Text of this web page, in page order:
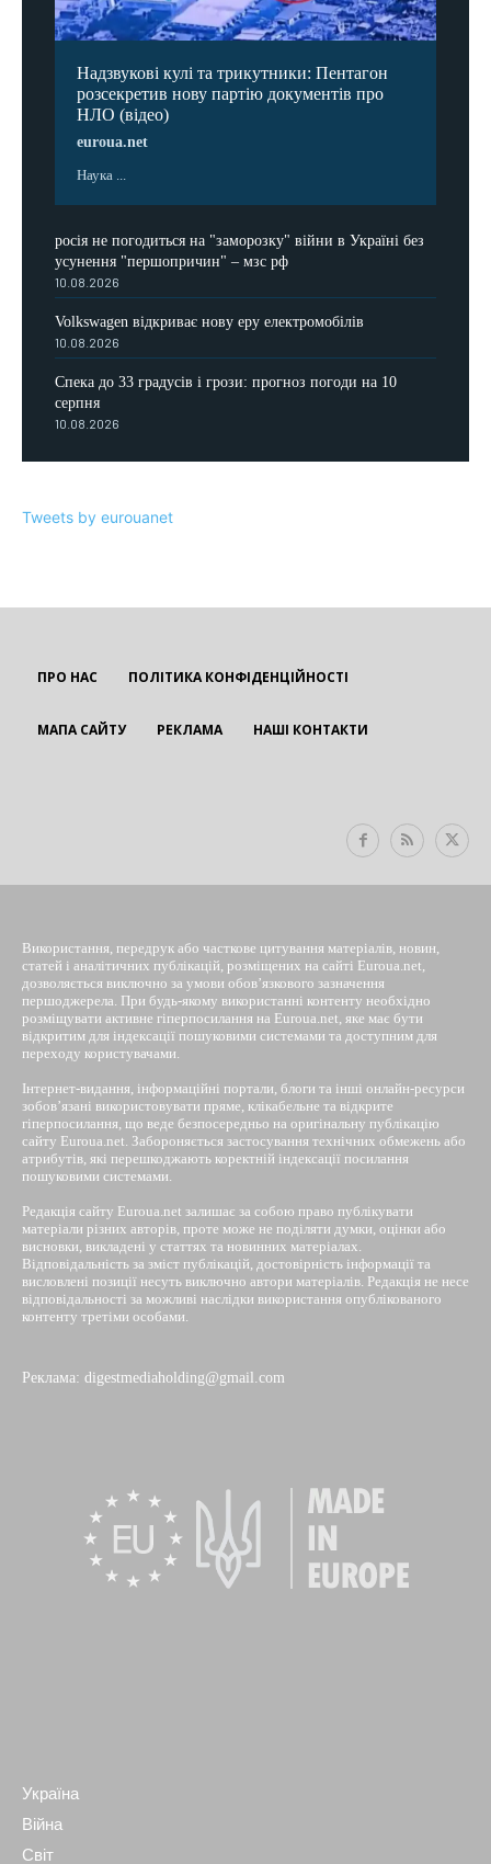
Надзвукові кулі та трикутники: Пентагон
розсекретив нову партію документів про
НЛО (відео)
euroua.net
Наука ...
росія не погодиться на "заморозку" війни в Україні без
усунення "першопричин" – мзс рф
10.08.2026
Volkswagen відкриває нову еру електромобілів
10.08.2026
Спека до 33 градусів і грози: прогноз погоди на 10
серпня
10.08.2026
Tweets by eurouanet
ПРО НАС ПОЛІТИКА КОНФІДЕНЦІЙНОСТІ
МАПА САЙТУ РЕКЛАМА НАШІ КОНТАКТИ
Використання, передрук або часткове цитування матеріалів, новин,
статей і аналітичних публікацій, розміщених на сайті Euroua.net,
дозволяється виключно за умови обов’язкового зазначення
першоджерела. При будь-якому використанні контенту необхідно
розміщувати активне гіперпосилання на Euroua.net, яке має бути
відкритим для індексації пошуковими системами та доступним для
переходу користувачами.
Інтернет-видання, інформаційні портали, блоги та інші онлайн-ресурси
зобов’язані використовувати пряме, клікабельне та відкрите
гіперпосилання, що веде безпосередньо на оригінальну публікацію
сайту Euroua.net. Забороняється застосування технічних обмежень або
атрибутів, які перешкоджають коректній індексації посилання
пошуковими системами.
Редакція сайту Euroua.net залишає за собою право публікувати
матеріали різних авторів, проте може не поділяти думки, оцінки або
висновки, викладені у статтях та новинних матеріалах.
Відповідальність за зміст публікацій, достовірність інформації та
висловлені позиції несуть виключно автори матеріалів. Редакція не несе
відповідальності за можливі наслідки використання опублікованого
контенту третіми особами.
Реклама: digestmediaholding@gmail.com
Україна
Війна
Світ